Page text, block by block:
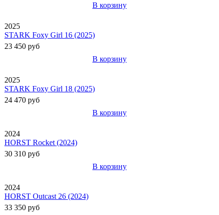
В корзину
2025
STARK Foxy Girl 16 (2025)
23 450 руб
В корзину
2025
STARK Foxy Girl 18 (2025)
24 470 руб
В корзину
2024
HORST Rocket (2024)
30 310 руб
В корзину
2024
HORST Outcast 26 (2024)
33 350 руб